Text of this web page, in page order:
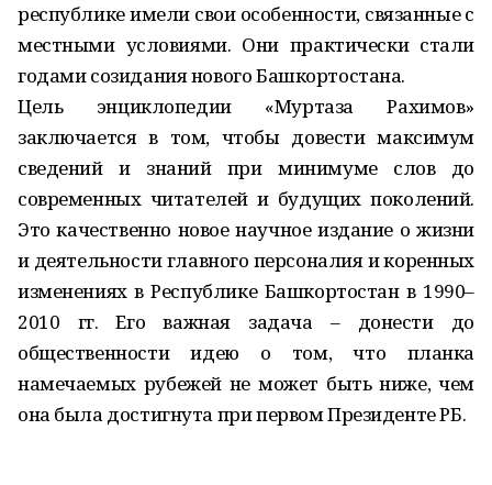
республике имели свои особенности, связанные с
местными условиями. Они практически стали
годами созидания нового Башкортостана.
Цель энциклопедии «Муртаза Рахимов»
заключается в том, чтобы довести максимум
сведений и знаний при минимуме слов до
современных читателей и будущих поколений.
Это качественно новое научное издание о жизни
и деятельности главного персоналия и коренных
изменениях в Республике Башкортостан в 1990–
2010 гг. Его важная задача – донести до
общественности идею о том, что планка
намечаемых рубежей не может быть ниже, чем
она была достигнута при первом Президенте РБ.